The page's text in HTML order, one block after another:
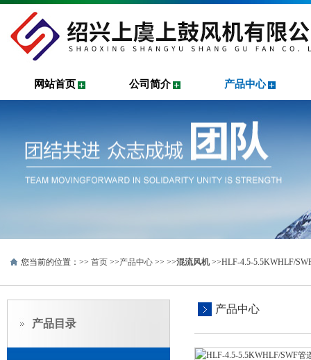
网站首页 公司简介 产品中心
您当前的位置：>> 首页 >>产品中心 >> >>混流风机>>HLF-4.5-5.5KWHLF/
产品目录
产品中心